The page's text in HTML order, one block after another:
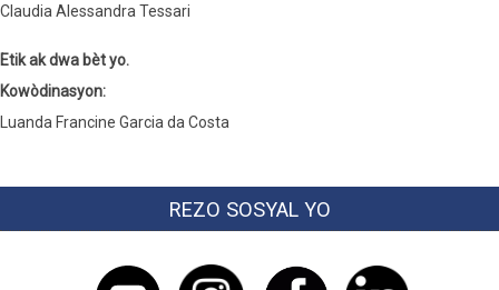
Claudia Alessandra Tessari
Etik ak dwa bèt yo.
Kowòdinasyon:
Luanda Francine Garcia da Costa
REZO SOSYAL YO